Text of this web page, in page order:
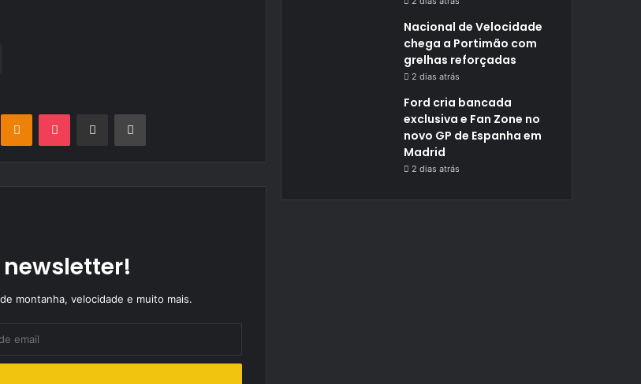
Odnoklassniki
Pocket Partilhar Via Email Imprimir
montanha, velocidade e muito mais.
Nacional de Velocidade
chega a Portimão com
grelhas reforçadas
2 dias atrás
Ford cria bancada
exclusiva e Fan Zone no
novo GP de Espanha em
Madrid
2 dias atrás